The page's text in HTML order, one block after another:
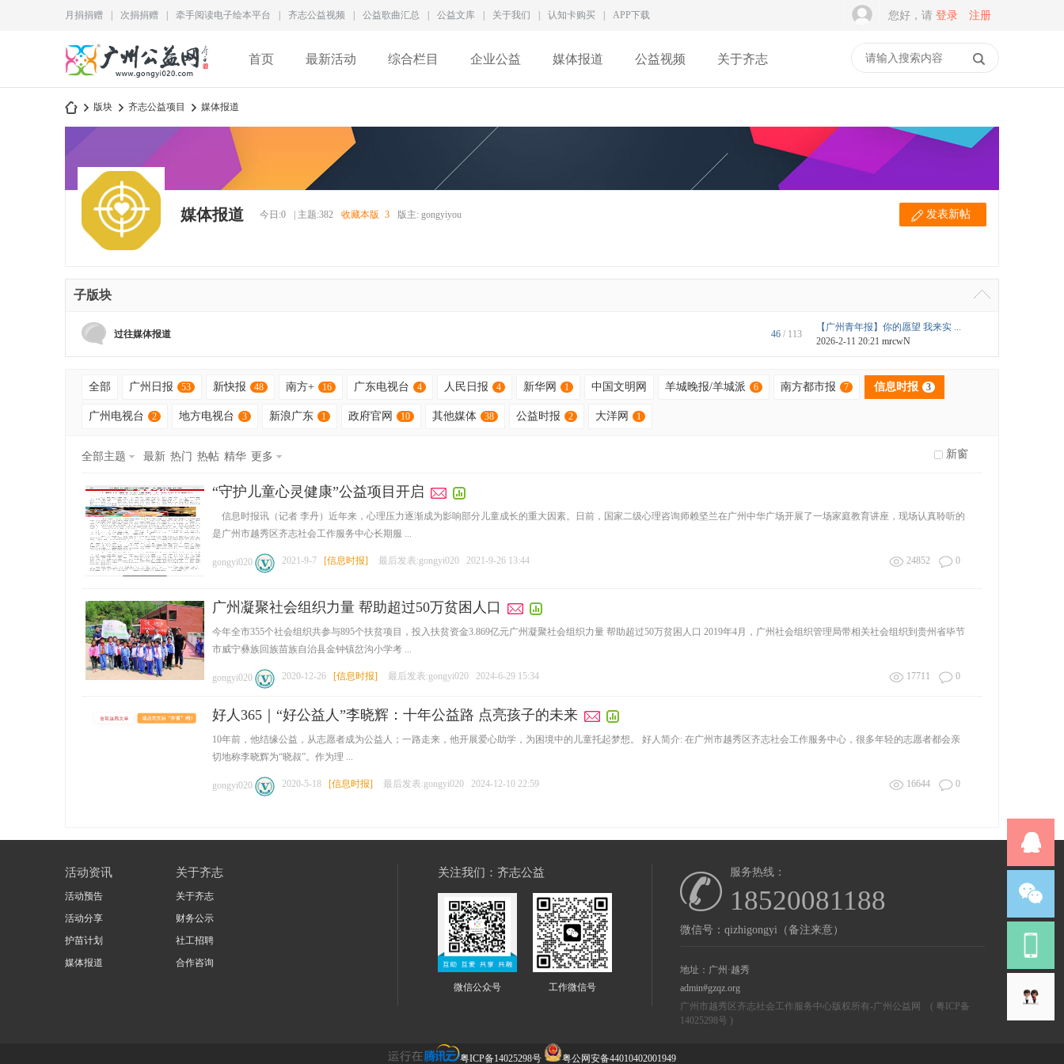
月捐捐赠 次捐捐赠 牵手阅读电子绘本平台 齐志公益视频 公益歌曲汇总 公益文库 关于我们 认知卡购买 APP下载 您好，请 登录 注册
首页 最新活动 综合栏目 企业公益 媒体报道 公益视频 关于齐志
版块 齐志公益项目 媒体报道
媒体报道 今日:0 主题:382 收藏本版 3 版主: gongyiyou 发表新帖
子版块
过往媒体报道 46 / 113
【广州青年报】你的愿望 我来实 ...
2026-2-11 20:21 mrcwN
全部 广州日报 53 新快报 48 南方+ 16 广东电视台 4 人民日报 4 新华网 1 中国文明网 羊城晚报/羊城派 6 南方都市报 7 信息时报 3
广州电视台 2 地方电视台 3 新浪广东 1 政府官网 10 其他媒体 38 公益时报 2 大洋网 1
新窗
全部主题 最新 热门 热帖 精华 更多
“守护儿童心灵健康”公益项目开启
信息时报讯（记者 李丹）近年来，心理压力逐渐成为影响部分儿童成长的重大因素。日前，国家二级心理咨询师赖坚兰在广州中华广场开展了一场家庭教育讲座，现场认真聆听的
是广州市越秀区齐志社会工作服务中心长期服 ...
gongyi020 2021-9-7 [信息时报] 最后发表:gongyi020 2021-9-26 13:44 24852 0
广州凝聚社会组织力量 帮助超过50万贫困人口
今年全市355个社会组织共参与895个扶贫项目，投入扶贫资金3.869亿元广州凝聚社会组织力量 帮助超过50万贫困人口 2019年4月，广州社会组织管理局带相关社会组织到贵州省毕节
市威宁彝族回族苗族自治县金钟镇岔沟小学考 ...
gongyi020 2020-12-26 [信息时报] 最后发表:gongyi020 2024-6-29 15:34 17711 0
好人365｜“好公益人”李晓辉：十年公益路 点亮孩子的未来
10年前，他结缘公益，从志愿者成为公益人；一路走来，他开展爱心助学，为困境中的儿童托起梦想。 好人简介: 在广州市越秀区齐志社会工作服务中心，很多年轻的志愿者都会亲
切地称李晓辉为“晓叔”。作为理 ...
gongyi020 2020-5-18 [信息时报] 最后发表:gongyi020 2024-12-10 22:59 16644 0
活动资讯
活动预告
活动分享
护苗计划
媒体报道
关于齐志
关于齐志
财务公示
社工招聘
合作咨询
关注我们：齐志公益
微信公众号 工作微信号
服务热线：
18520081188
微信号：qizhigongyi（备注来意）
地址：广州·越秀
admin#gzqz.org
广州市越秀区齐志社会工作服务中心版权所有-广州公益网 ( 粤ICP备
14025298号 )
粤ICP备14025298号 粤公网安备44010402001949